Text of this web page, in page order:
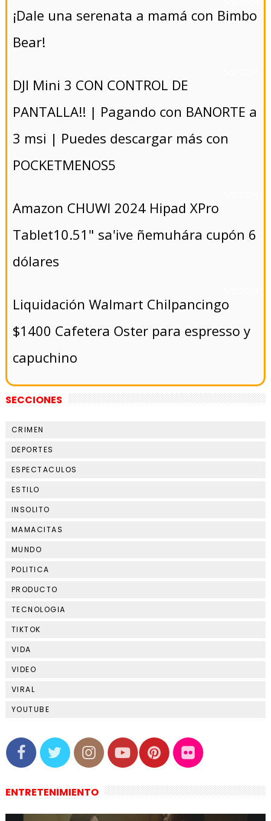
¡Dale una serenata a mamá con Bimbo
Bear!
DJI Mini 3 CON CONTROL DE
PANTALLA!! | Pagando con BANORTE a
3 msi | Puedes descargar más con
POCKETMENOS5
Amazon CHUWI 2024 Hipad XPro
Tablet10.51" sa'ive ñemuhára cupón 6
dólares
Liquidación Walmart Chilpancingo
$1400 Cafetera Oster para espresso y
capuchino
SECCIONES
CRIMEN
DEPORTES
ESPECTACULOS
ESTILO
INSOLITO
MAMACITAS
MUNDO
POLITICA
PRODUCTO
TECNOLOGIA
TIKTOK
VIDA
VIDEO
VIRAL
YOUTUBE
ENTRETENIMIENTO